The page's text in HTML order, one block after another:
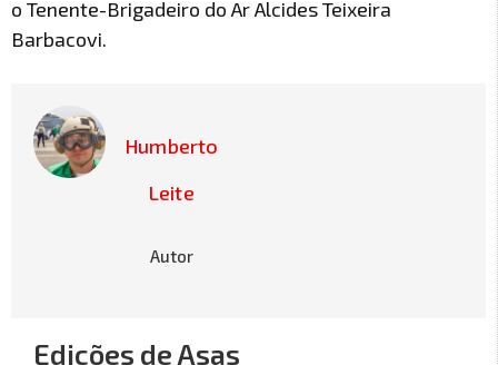
o Tenente-Brigadeiro do Ar Alcides Teixeira
Barbacovi.
Humberto
Leite
Autor
Edições de Asas